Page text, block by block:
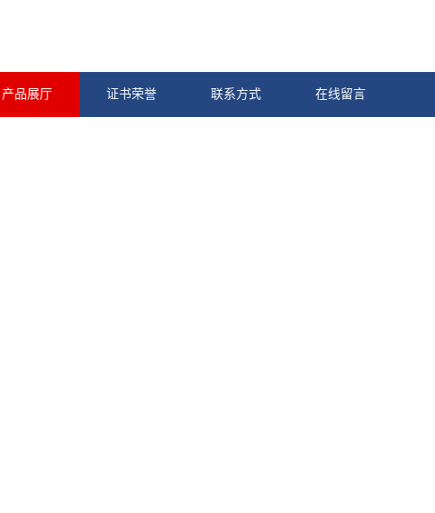
产品展厅 证书荣誉 联系方式 在线留言